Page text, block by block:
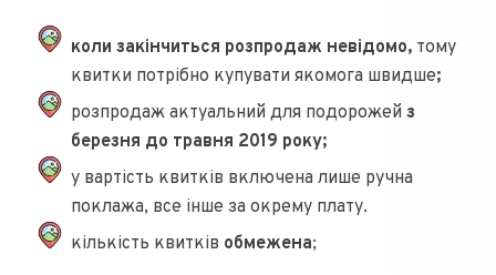
коли закінчиться розпродаж невідомо, тому
квитки потрібно купувати якомога швидше;
розпродаж актуальний для подорожей з
березня до травня 2019 року;
у вартість квитків включена лише ручна
поклажа, все інше за окрему плату.
кількість квитків обмежена;